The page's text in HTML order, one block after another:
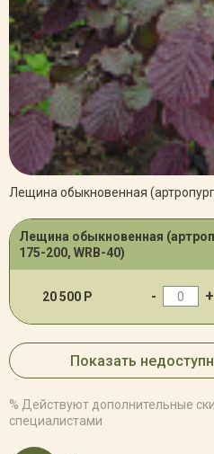
Лещина обыкновенная
Лещина обыкновенная
175-200, WRB-40)
20 500 Р - +
Показать
% Действуют дополнительные
специалистами